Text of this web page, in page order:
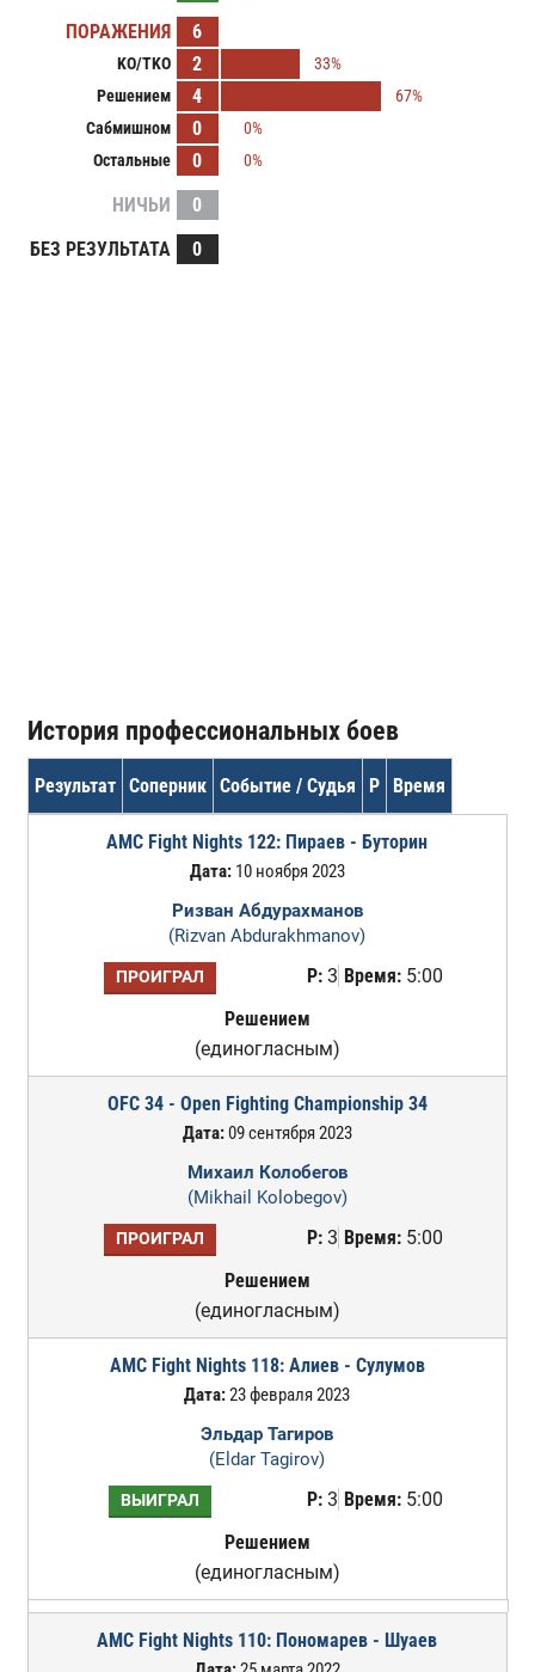
ПОРАЖЕНИЯ 6
KO/TKO 2
33%
Решением
4
67%
Сабмишном
0
0%
Остальные
0 0%
НИЧЬИ
0
БЕЗ РЕЗУЛЬТАТА
0
История профессиональных боев
Результат Соперник Событие / Судья Р Время
AMC Fight Nights 122: Пираев - Буторин
Дата:10 ноября 2023
Ризван Абдурахманов
(Rizvan Abdurakhmanov)
ПРОИГРАЛ Р:3 Время:5:00
Решением
(единогласным)
OFC 34 - Open Fighting Championship 34
Дата:09 сентября 2023
Михаил Колобегов
(Mikhail Kolobegov)
ПРОИГРАЛ Р:3 Время:5:00
Решением
(единогласным)
AMC Fight Nights 118: Алиев - Сулумов
Дата:23 февраля 2023
Эльдар Тагиров
(Eldar Tagirov)
ВЫИГРАЛ Р:3 Время:5:00
Решением
(единогласным)
AMC Fight Nights 110: Пономарев - Шуаев